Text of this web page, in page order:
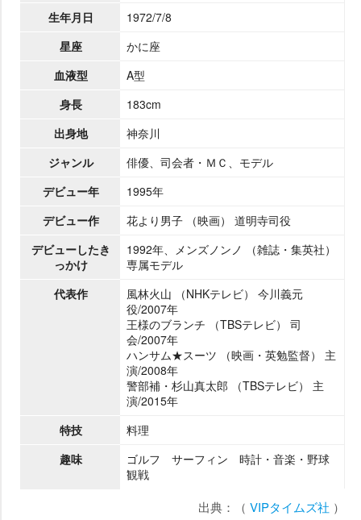
生年月日
1972/7/8
星座
かに座
血液型
A型
身長
183cm
出身地
神奈川
ジャンル
俳優、司会者・ＭＣ、モデル
デビュー年
1995年
デビュー作
花より男子 （映画） 道明寺司役
デビューしたき
っかけ
1992年、メンズノンノ （雑誌・集英社）
専属モデル
代表作
風林火山 （NHKテレビ） 今川義元
役/2007年
王様のブランチ （TBSテレビ） 司
会/2007年
ハンサム★スーツ （映画・英勉監督） 主
演/2008年
警部補・杉山真太郎 （TBSテレビ） 主
演/2015年
特技
料理
趣味
ゴルフ サーフィン 時計・音楽・野球
観戦
出典：（ VIPタイムズ社 ）